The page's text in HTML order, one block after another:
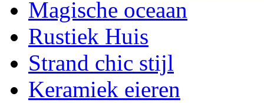
Magische oceaan
Rustiek Huis
Strand chic stijl
Keramiek eieren